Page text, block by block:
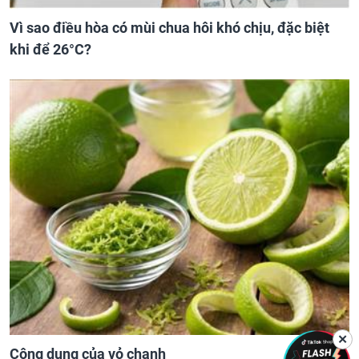
Vì sao điều hòa có mùi chua hôi khó chịu, đặc biệt
khi để 26°C?
Công dụng của vỏ chanh
✕